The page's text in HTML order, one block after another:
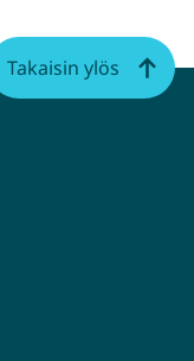
Takaisin ylös